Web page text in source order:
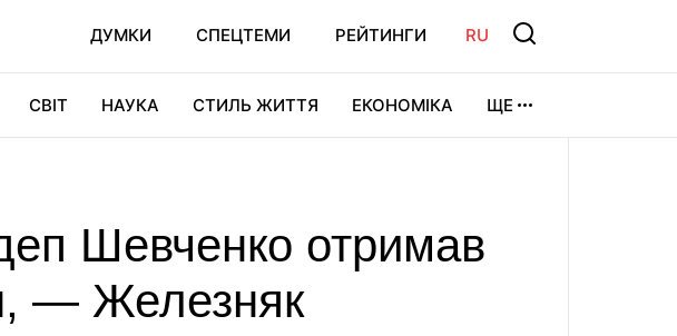
ДУМКИ СПЕЦТЕМИ РЕЙТИНГИ RU
СВІТ НАУКА СТИЛЬ ЖИТТЯ ЕКОНОМІКА ЩЕ
Шевченко отримав
— Железняк